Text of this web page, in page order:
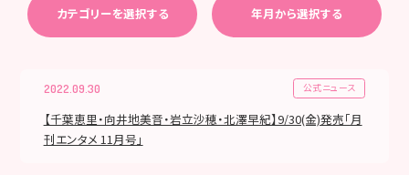
カテゴリーを選択する 年月から選択する
2022.09.30 公式ニュース
【千葉恵里・向井地美音・岩立沙穂・北澤早紀】9/30(金)発売「月
刊エンタメ 11月号」